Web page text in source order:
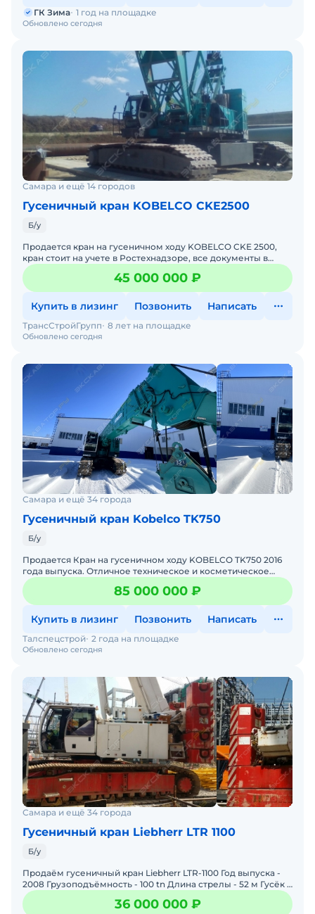
Обновлено сегодня
ГК Зима 1 год на площадке
Самара и ещё 14 городов
Гусеничный кран KOBELCO CKE2500
Б/у
Продается кран на гусеничном ходу KOBELСO CKE 2500,
кран стоит на учете в Ростехнадзоре, все документы в
порядке, кран находится в хорошем техническом
состоянии
45 000 000 ₽
Купить в лизинг Позвонить Написать
Обновлено сегодня
ТрансСтройГрупп 8 лет на площадке
Самара и ещё 34 города
Гусеничный кран Kobelco TK750
Б/у
Продается Кран на гусеничном ходу KOBELCO TK750 2016
года выпуска. Отличное техническое и косметическое
состояние, готов к эксплуатации. Наработка составляет 6
85 000 000 ₽
Купить в лизинг Позвонить Написать
Обновлено сегодня
Талспецстрой 2 года на площадке
Самара и ещё 34 города
Гусеничный кран Liebherr LTR 1100
Б/у
Продаём гусеничный кран Liebherr LTR-1100 Год выпуска -
2008 Грузоподъёмность - 100 tn Длина стрелы - 52 м Гусёк -
10,8 - 19,0 м Наработка 25000 м/ч Телес
36 000 000 ₽